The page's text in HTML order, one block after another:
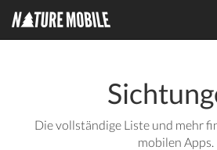
Die vollständige Liste und mehr
mobilen Apps.